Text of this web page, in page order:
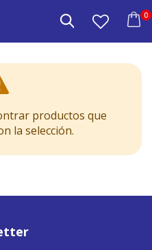
Carrito
0
Buscar
productos que
la selección.